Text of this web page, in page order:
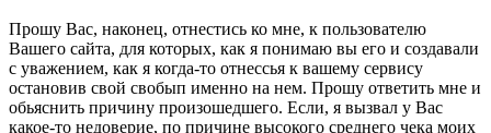
Прошу Вас, наконец, отнестись ко мне, к пользователю
Вашего сайта, для которых, как я понимаю вы его и создавали
с уважением, как я когда-то отнессья к вашему сервису
остановив свой свобып именно на нем. Прошу ответить мне и
обьяснить причину произошедшего. Если, я вызвал у Вас
какое-то недоверие, по причине высокого среднего чека моих